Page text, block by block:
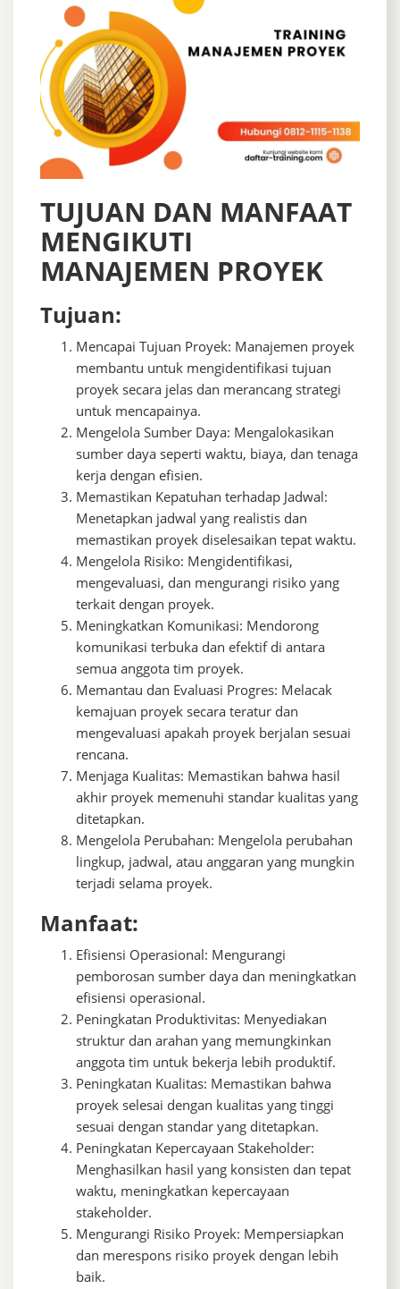
TUJUAN DAN MANFAAT
MENGIKUTI
MANAJEMEN PROYEK
Tujuan:
Mencapai Tujuan Proyek: Manajemen proyek
membantu untuk mengidentifikasi tujuan
proyek secara jelas dan merancang strategi
untuk mencapainya.
Mengelola Sumber Daya: Mengalokasikan
sumber daya seperti waktu, biaya, dan tenaga
kerja dengan efisien.
Memastikan Kepatuhan terhadap Jadwal:
Menetapkan jadwal yang realistis dan
memastikan proyek diselesaikan tepat waktu.
Mengelola Risiko: Mengidentifikasi,
mengevaluasi, dan mengurangi risiko yang
terkait dengan proyek.
Meningkatkan Komunikasi: Mendorong
komunikasi terbuka dan efektif di antara
semua anggota tim proyek.
Memantau dan Evaluasi Progres: Melacak
kemajuan proyek secara teratur dan
mengevaluasi apakah proyek berjalan sesuai
rencana.
Menjaga Kualitas: Memastikan bahwa hasil
akhir proyek memenuhi standar kualitas yang
ditetapkan.
Mengelola Perubahan: Mengelola perubahan
lingkup, jadwal, atau anggaran yang mungkin
terjadi selama proyek.
Manfaat:
Efisiensi Operasional: Mengurangi
pemborosan sumber daya dan meningkatkan
efisiensi operasional.
Peningkatan Produktivitas: Menyediakan
struktur dan arahan yang memungkinkan
anggota tim untuk bekerja lebih produktif.
Peningkatan Kualitas: Memastikan bahwa
proyek selesai dengan kualitas yang tinggi
sesuai dengan standar yang ditetapkan.
Peningkatan Kepercayaan Stakeholder:
Menghasilkan hasil yang konsisten dan tepat
waktu, meningkatkan kepercayaan
stakeholder.
Mengurangi Risiko Proyek: Mempersiapkan
dan merespons risiko proyek dengan lebih
baik.